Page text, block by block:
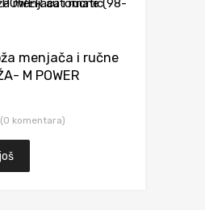
menjača i ručne
M POWER
(0 komentara)